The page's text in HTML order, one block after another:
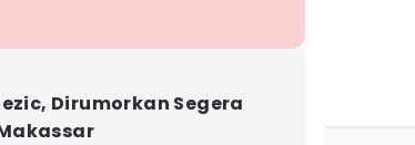
Dirumorkan Segera